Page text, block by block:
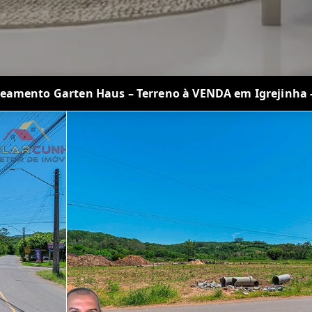
Garten Haus – Terreno à VENDA em Igrejinha